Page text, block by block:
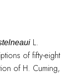
L.
of fifty-eight
of H. Cuming,